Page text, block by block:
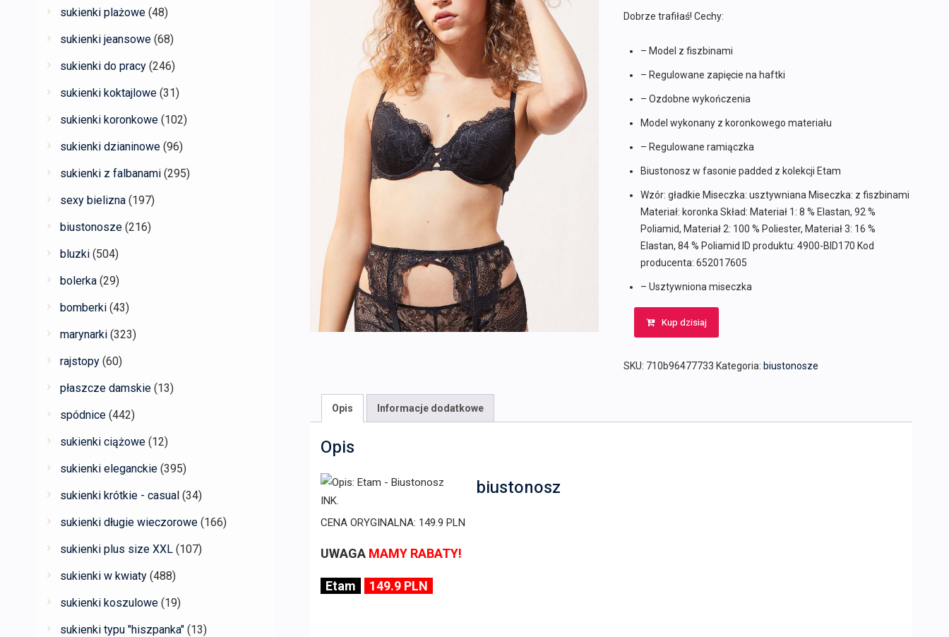
Dobrze trafiłaś! Cechy:
– Model z fiszbinami
– Regulowane zapięcie na haftki
– Ozdobne wykończenia
Model wykonany z koronkowego materiału
– Regulowane ramiączka
Biustonosz w fasonie padded z kolekcji Etam
Wzór: gładkie Miseczka: usztywniana Miseczka: z fiszbinami
Materiał: koronka Skład: Materiał 1: 8 % Elastan, 92 %
Poliamid, Materiał 2: 100 % Poliester, Materiał 3: 16 %
Elastan, 84 % Poliamid ID produktu: 4900-BID170 Kod
producenta: 652017605
– Usztywniona miseczka
Kup dzisiaj
SKU: 710b96477733 Kategoria: biustonosze
Opis Informacje dodatkowe
Opis
biustonosz
CENA ORYGINALNA: 149.9 PLN
UWAGA MAMY RABATY!
Etam 149.9 PLN
sukienki plażowe (48)
sukienki jeansowe (68)
sukienki do pracy (246)
sukienki koktajlowe (31)
sukienki koronkowe (102)
sukienki dzianinowe (96)
sukienki z falbanami (295)
sexy bielizna (197)
biustonosze (216)
bluzki (504)
bolerka (29)
bomberki (43)
marynarki (323)
rajstopy (60)
płaszcze damskie (13)
spódnice (442)
sukienki ciążowe (12)
sukienki eleganckie (395)
sukienki krótkie - casual (34)
sukienki długie wieczorowe (166)
sukienki plus size XXL (107)
sukienki w kwiaty (488)
sukienki koszulowe (19)
sukienki typu "hiszpanka" (13)